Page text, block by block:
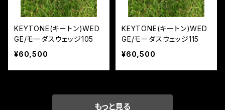
KEYTONE(キートン)WED
GE/モーダスウェッジ105
¥60,500
KEYTONE(キートン)WED
GE/モーダスウェッジ115
¥60,500
もっと見る